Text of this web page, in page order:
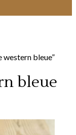
bleue”
bleue